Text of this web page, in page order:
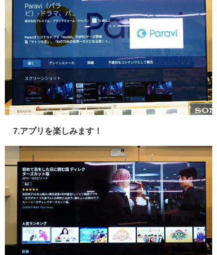
7.アプリを楽しみます！